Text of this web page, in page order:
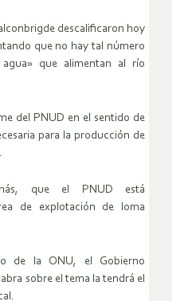
descalificaron hoy
que no hay tal número
que alimentan al río
del PNUD en el sentido de
para la producción de
que el PNUD está
de explotación de loma
de la ONU, el Gobierno
sobre el tema la tendrá el